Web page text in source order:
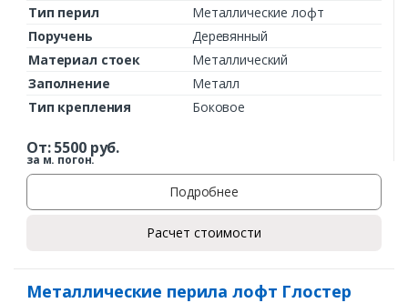
Тип перил
Металлические лофт
Поручень
Деревянный
Материал стоек
Металлический
Заполнение
Металл
Тип крепления
Боковое
От:5500руб.
за м. погон.
Подробнее
Расчет стоимости
Металлические перила лофт Глостер